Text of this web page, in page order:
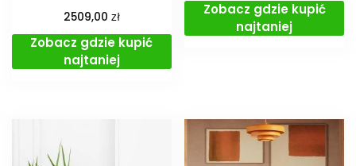
2509,00 zł
Zobacz gdzie kupić
najtaniej
Zobacz gdzie kupić
najtaniej